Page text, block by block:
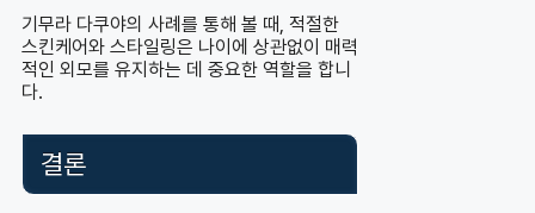
기무라 다쿠야의 사례를 통해 볼 때, 적절한
스킨케어와 스타일링은 나이에 상관없이 매력
적인 외모를 유지하는 데 중요한 역할을 합니
다.
결론